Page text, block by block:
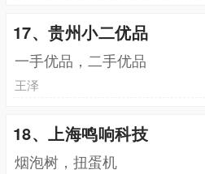
17、贵州小二优品
一手优品，二手优品
王泽
18、上海鸣响科技
烟泡树，扭蛋机